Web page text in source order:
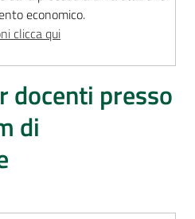
economico.
clicca qui
docenti presso
di